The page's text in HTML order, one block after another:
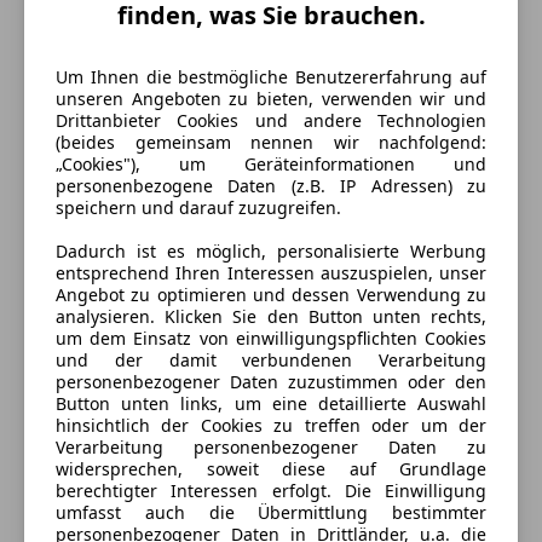
Energieverbrauch
Kraftstoff
Benzin
Kraftstoffverbrauch
5,90l/100 km (komb.)
CO₂-Emissionen
133 g/km (komb.)
finden, was Sie brauchen.
Um Ihnen die bestmögliche Benutzererfahrung auf
unseren Angeboten zu bieten, verwenden wir und
Drittanbieter Cookies und andere Technologien
(beides gemeinsam nennen wir nachfolgend:
„Cookies"), um Geräteinformationen und
personenbezogene Daten (z.B. IP Adressen) zu
speichern und darauf zuzugreifen.
Dadurch ist es möglich, personalisierte Werbung
entsprechend Ihren Interessen auszuspielen, unser
Angebot zu optimieren und dessen Verwendung zu
analysieren. Klicken Sie den Button unten rechts,
um dem Einsatz von einwilligungspflichten Cookies
und der damit verbundenen Verarbeitung
personenbezogener Daten zuzustimmen oder den
Button unten links, um eine detaillierte Auswahl
hinsichtlich der Cookies zu treffen oder um der
Verarbeitung personenbezogener Daten zu
widersprechen, soweit diese auf Grundlage
berechtigter Interessen erfolgt. Die Einwilligung
umfasst auch die Übermittlung bestimmter
personenbezogener Daten in Drittländer, u.a. die